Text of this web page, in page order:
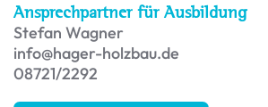
Ansprechpartner für Ausbildung
Stefan Wagner
info@hager-holzbau.de
08721/2292